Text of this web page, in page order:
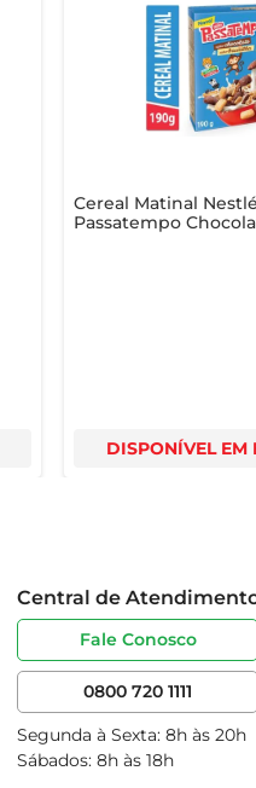
Cereal Matinal Nestlé
Passatempo
DISPONÍVEL EM
Central de
Fale Conosco
0800 720 1111
Segunda à Sexta: 8h às 20h
Sábados: 8h às 18h